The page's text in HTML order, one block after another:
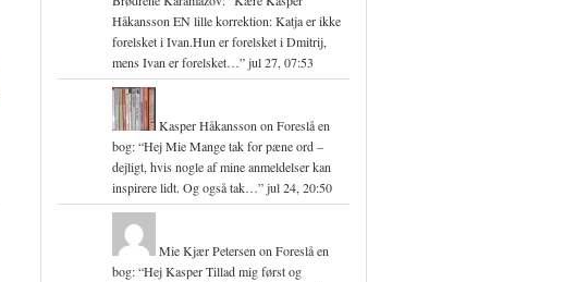
Håkansson EN lille korrektion: Katja er ikke
forelsket i Ivan.Hun er forelsket i Dmitrij,
mens Ivan er forelsket…”jul 27, 07:53
Kasper Håkansson on Foreslå en
bog: “Hej Mie Mange tak for pæne ord –
dejligt, hvis nogle af mine anmeldelser kan
inspirere lidt. Og også tak…”jul 24, 20:50
Mie Kjær Petersen on Foreslå en
bog: “Hej Kasper Tillad mig først og